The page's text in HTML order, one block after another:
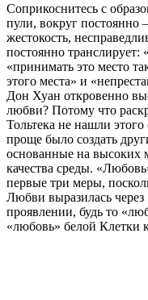
Соприкоснитесь с
пули, вокруг постоянно
жестокость,
постоянно
«принимать это место
этого места» и
Дон Хуан откровенно
любви? Потому что
Тольтека не нашли этого
проще было создать
основанные на высоких
качества среды.
первые три меры,
Любви выразилась
проявлении, будь то
«любовь» белой Клетки